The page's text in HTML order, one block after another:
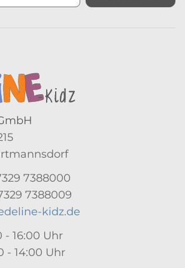
7388000
7388009
kidz.de
- 16:00 Uhr
Uhr